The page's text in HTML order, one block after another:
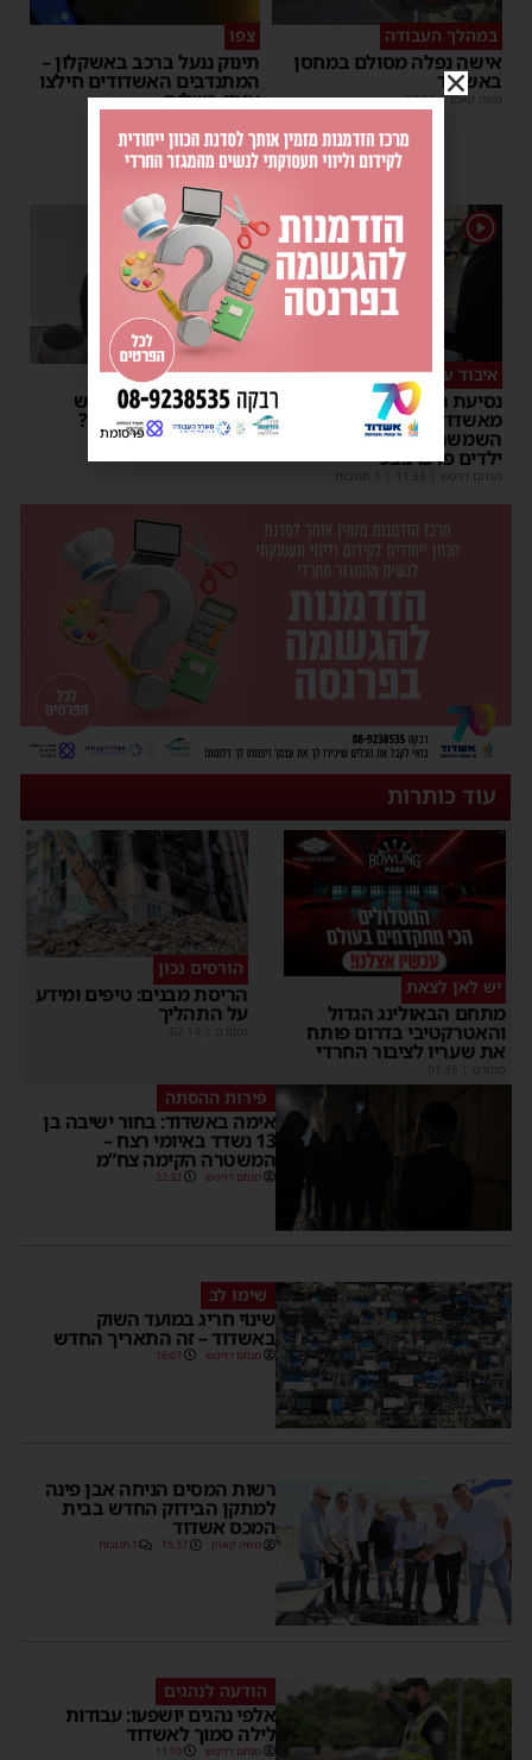
במהלך העבודה
אישה נפלה מסולם במחסן
באשדוד
משה קאהן |
17:31
צפו
תינוק ננעל ברכב באשקלון –
המתנדבים האשדודים חילצו
אותו בשלום
1
איבוד עשתונות
נסיעת האימים באוטובוס
מאשדוד: הנהג ניפץ את
השמשה לעיני הנוסעים –
ילדים פרצו בבכי
מנחם דויטש
1
צפו
על מה שוחחו מ"מ ראש
העיר והחיד"א אברג׳ל?
יוסי יחזקאלי |
23:37
עוד כותרות
יש לאן לצאת
מתחם הבאולינג הגדול
והאטרקטיבי בדרום פותח
את שעריו לציבור החרדי
מקודם
הורסים נכון
הריסת מבנים: טיפים ומידע
על התהליך
מקודם
פירות ההסתה
אימה באשדוד: בחור ישיבה בן
13 נשדד באיומי רצח –
המשטרה הקימה צח”מ
מנחם דויטש 22:32
שימו לב
שינוי חריג במועד השוק
באשדוד – זה התאריך החדש
מנחם דויטש 16:07
רשות המסים הניחה אבן פינה
למתקן הבידוק החדש בבית
המכס אשדוד
משה קאהן 15:37 1 תגובות
הודעה לנהגים
אלפי נהגים יושפעו: עבודות
לילה סמוך לאשדוד
מנחם דויטש 11:10
פרסומת